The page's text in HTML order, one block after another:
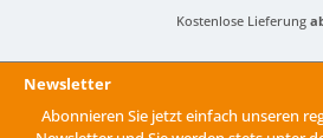
Kostenlose Lieferung
Newsletter
Abonnieren Sie jetzt einfach unseren